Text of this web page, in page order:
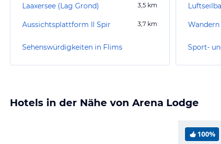
Laaxersee (Lag Grond) 3,5 km
Aussichtsplattform Il Spir 3,7 km
Sehenswürdigkeiten in Flims
Wandern
Sport-
Hotels in der Nähe von Arena Lodge
100%